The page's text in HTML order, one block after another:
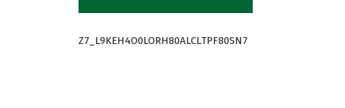
Z7_L9KEH4O0LORH80ALCLTPF80SN7